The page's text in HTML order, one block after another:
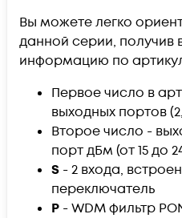
Вы можете легко
данной серии,
информацию по
Первое число в
выходных портов
Второе число -
порт дБм (от 15 до
S - 2 входа,
переключатель
P - WDM фильтр